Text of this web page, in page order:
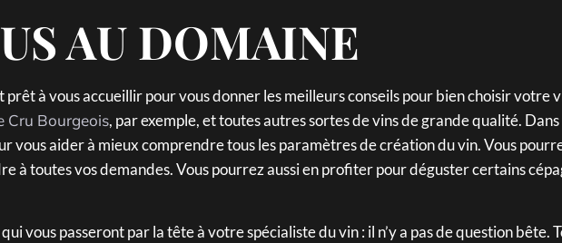
AU DOMAINE
prêt à vous accueillir pour vous donner les meilleurs conseils pour bien choisir
Cru Bourgeois, par exemple, et toutes autres sortes de vins de grande qualité. Dans
vous aider à mieux comprendre tous les paramètres de création du vin. Vous
à toutes vos demandes. Vous pourrez aussi en profiter pour déguster certains
vous passeront par la tête à votre spécialiste du vin : il n’y a pas de question bête.